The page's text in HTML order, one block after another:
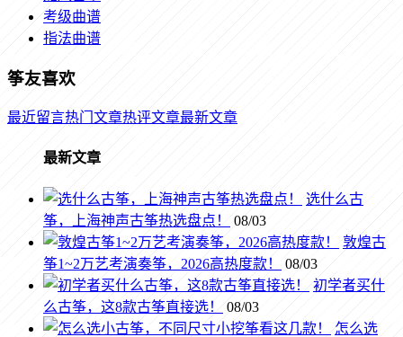
考级曲谱
指法曲谱
筝友喜欢
最近留言热门文章热评文章最新文章
最新文章
选什么古
筝，上海神声古筝热选盘点！
08/03
敦煌古
筝1~2万艺考演奏筝，2026高热度款！
08/03
初学者买什
么古筝，这8款古筝直接选！
08/03
怎么选